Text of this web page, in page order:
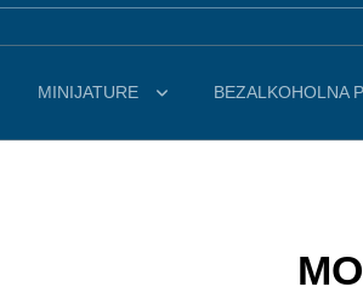
MINIJATURE BEZALKOHOLNA